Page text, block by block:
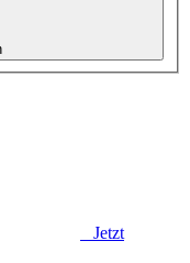
Jetzt